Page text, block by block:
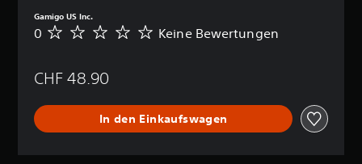
Gamigo US Inc.
K
n
B
e
w
0 Keine Bewertungen
CHF 48.90
In den Einkaufswagen